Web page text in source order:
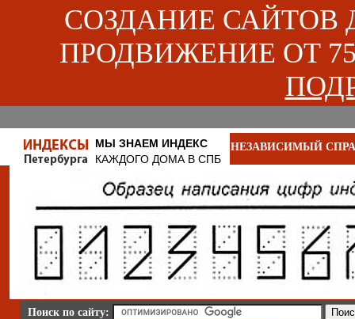
СОЗДАНИЕ САЙТОВ
ПРОДВИЖЕНИЕ ОТ
МЫ ЗНАЕМ ИНДЕКС
КАЖДОГО ДОМА В СПБ
НЕЗАВИСИМЫЙ
Поиск по сайту: